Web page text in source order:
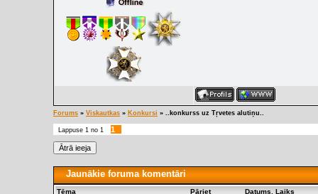
Forums » Viskautkas » Konkursi » ..konkurss uz Tŗvetes alutiņu..
Lappuse 1 no 1 1
Jaunākie foruma komentāri
Tēma Pāriet Datums, Laiks